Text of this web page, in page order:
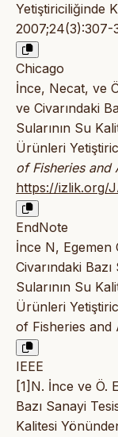
Yetiştiriciliğinde
2007;24(3):307-
Chicago
İnce, Necat, ve
ve Civarındaki
Sularının Su
Ürünleri
of Fisheries and
https://izlik.org/
EndNote
İnce N, Egemen
Civarındaki Bazı
Sularının Su
Ürünleri
of Fisheries and
IEEE
[1]N. İnce ve Ö.
Bazı Sanayi
Kalitesi